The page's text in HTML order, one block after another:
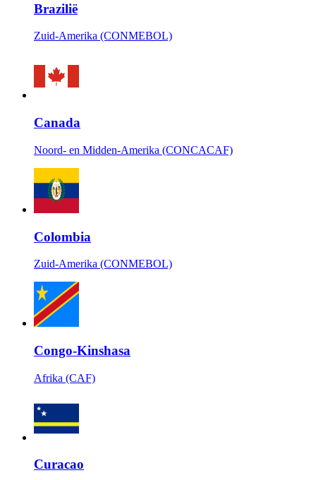
Brazilië
Zuid-Amerika (CONMEBOL)
Canada
Noord- en Midden-Amerika (CONCACAF)
Colombia
Zuid-Amerika (CONMEBOL)
Congo-Kinshasa
Afrika (CAF)
Curacao